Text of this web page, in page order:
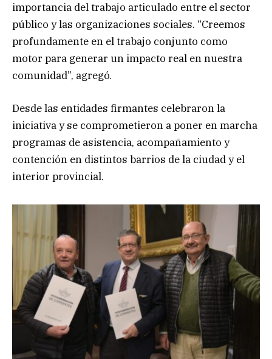
importancia del trabajo articulado entre el sector
público y las organizaciones sociales. “Creemos
profundamente en el trabajo conjunto como
motor para generar un impacto real en nuestra
comunidad”, agregó.
Desde las entidades firmantes celebraron la
iniciativa y se comprometieron a poner en marcha
programas de asistencia, acompañamiento y
contención en distintos barrios de la ciudad y el
interior provincial.